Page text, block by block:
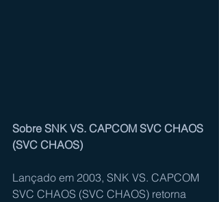
Sobre SNK VS. CAPCOM SVC CHAOS
(SVC CHAOS)
Lançado em 2003, SNK VS. CAPCOM
SVC CHAOS (SVC CHAOS) retorna